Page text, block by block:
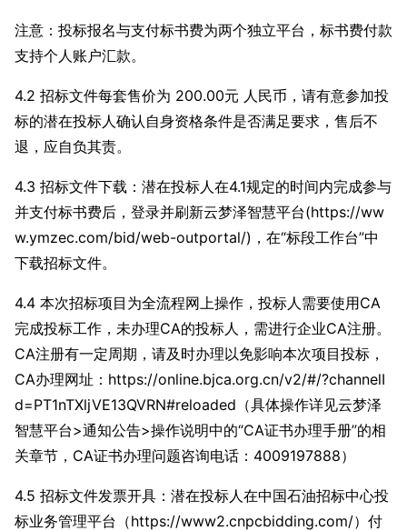
注意：投标报名与支付标书费为两个独立平台，标书费付款
支持个人账户汇款。
4.2 招标文件每套售价为 200.00元 人民币，请有意参加投
标的潜在投标人确认自身资格条件是否满足要求，售后不
退，应自负其责。
4.3 招标文件下载：潜在投标人在4.1规定的时间内完成参与
并支付标书费后，登录并刷新云梦泽智慧平台(https://ww
w.ymzec.com/bid/web-outportal/)，在“标段工作台”中
下载招标文件。
4.4 本次招标项目为全流程网上操作，投标人需要使用CA
完成投标工作，未办理CA的投标人，需进行企业CA注册。
CA注册有一定周期，请及时办理以免影响本次项目投标，
CA办理网址：https://online.bjca.org.cn/v2/#/?channelI
d=PT1nTXljVE13QVRN#reloaded（具体操作详见云梦泽
智慧平台>通知公告>操作说明中的“CA证书办理手册”的相
关章节，CA证书办理问题咨询电话：4009197888）
4.5 招标文件发票开具：潜在投标人在中国石油招标中心投
标业务管理平台（https://www2.cnpcbidding.com/）付